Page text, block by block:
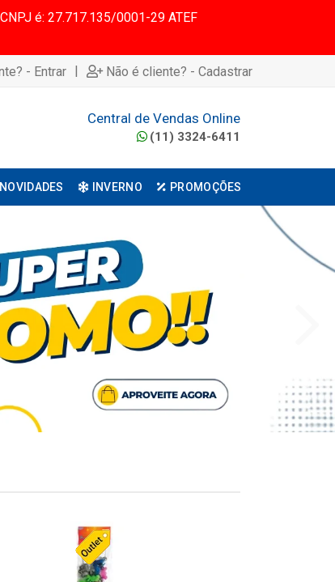
é: 27.717.135/0001-29 ATEF
- Entrar | Não é cliente? - Cadastrar
Central de Vendas Online
(11) 3324-6411
NOVIDADES INVERNO PROMOÇÕES